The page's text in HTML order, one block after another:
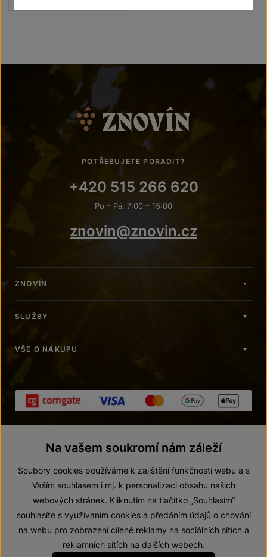
POTŘEBUJETE PORADIT?
+420 515 266 620
Po – Pá: 7:00 – 15:00
znovin@znovin.cz
ZNOVÍN
SLUŽBY
VŠE O NÁKUPU
© 2026 ZNOVÍN ZNOJMO, a. s.
Prohlášení o přístupnosti
Na vašem soukromí nám záleží
Soubory cookies používáme k zajištění funkčnosti webu a s
Vaším souhlasem i mj. k personalizaci obsahu našich
webových stránek. Kliknutím na tlačítko „Souhlasím“
souhlasíte s využívaním cookies a předáním údajů o chování
na webu pro zobrazení cílené reklamy na sociálních sítích a
reklamních sítích na dalších webech.